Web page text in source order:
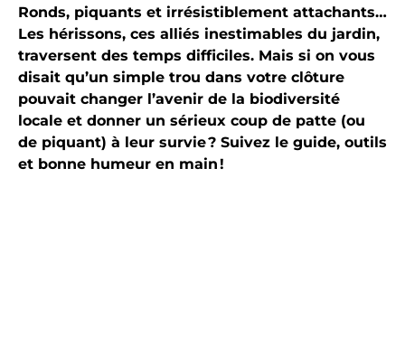
Ronds, piquants et irrésistiblement attachants…
Les hérissons, ces alliés inestimables du jardin,
traversent des temps difficiles. Mais si on vous
disait qu’un simple trou dans votre clôture
pouvait changer l’avenir de la biodiversité
locale et donner un sérieux coup de patte (ou
de piquant) à leur survie ? Suivez le guide, outils
et bonne humeur en main !